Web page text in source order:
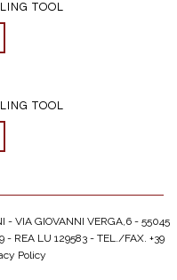
TOOL
TOOL
- VIA GIOVANNI VERGA,6 - 55045
- REA LU 129583 - TEL./FAX. +39
Policy